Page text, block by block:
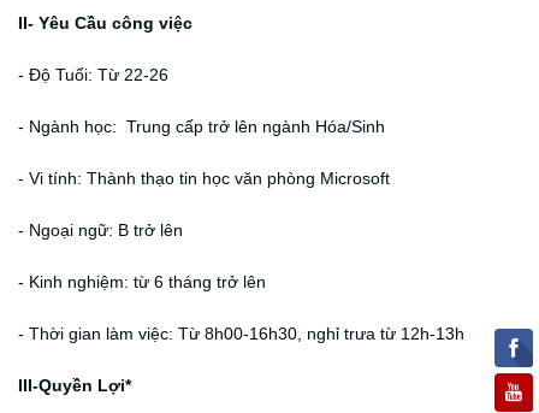
II- Yêu Cầu công việc
- Độ Tuổi: Từ 22-26
- Ngành học: Trung cấp trở lên ngành Hóa/Sinh
- Vi tính: Thành thạo tin học văn phòng Microsoft
- Ngoại ngữ: B trở lên
- Kinh nghiệm: từ 6 tháng trở lên
- Thời gian làm việc: Từ 8h00-16h30, nghỉ trưa từ 12h-13h
III-Quyền Lợi*